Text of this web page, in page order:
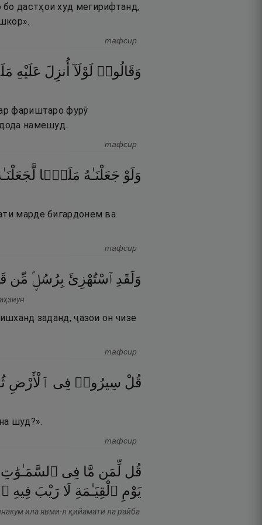
дастҳои худ мегирифтанд,
тафсир
وَقَالُوا۟ لَوْلَآ أُنزِلَ عَلَيْهِ
фариштаро фурӯ
намешуд.
тафсир
وَلَوْ جَعَلْنَـٰهُ مَلَكًۭا
марде бигардонем ва
тафсир
وَلَقَدِ ٱسْتُهْزِئَ بِرُسُلٍۢ مِّن
заданд, ҷазои он чизе
тафсир
قُلْ سِيرُوا۟ فِى ٱلْأَرْضِ
шуд?».
тафсир
قُل لِّمَن مَّا فِى ٱلسَّمَـٰوَٰتِ
يَوْمِ ٱلْقِيَـٰمَةِ لَا رَيْبَ فِيهِ ۚ
ила явми-л қийамати ла райба